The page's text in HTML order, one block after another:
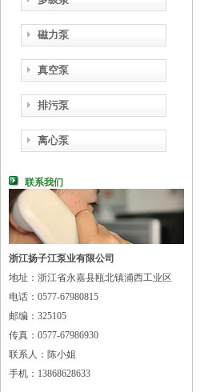
磁力泵
真空泵
排污泵
离心泵
联系我们
浙江扬子江泵业有限公司
地址：浙江省永嘉县瓯北镇浦西工业区
电话：0577-67980815
邮编：325105
传真：0577-67986930
联系人：陈小姐
手机：13868628633